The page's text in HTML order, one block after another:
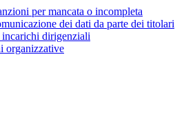
per mancata o incompleta
dei dati da parte dei titolari
dirigenziali
organizzative